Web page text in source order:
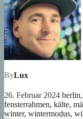
ByLux
26. Februar 2024 berlin,
fensterrahmen, kälte,
winter, wintermodus,